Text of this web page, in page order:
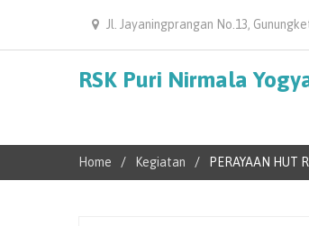
Jl. Jayaningprangan No.13,
RSK Puri Nirmala
Home Kegiatan PERAYAAN HUT